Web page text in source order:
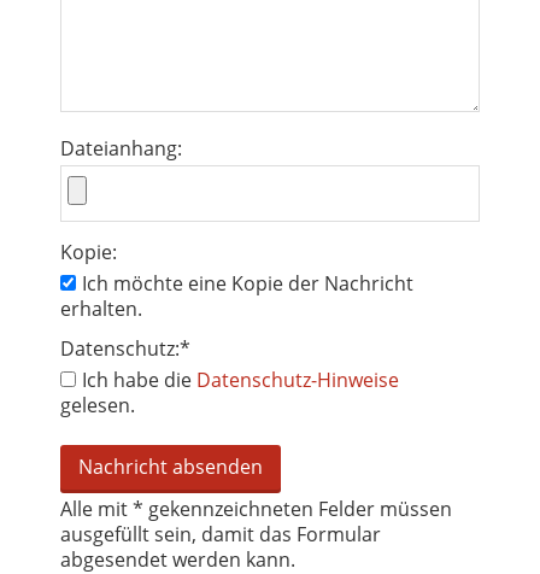
Dateianhang:
Kopie:
Ich möchte eine Kopie der Nachricht
erhalten.
Datenschutz:*
Ich habe die Datenschutz-Hinweise
gelesen.
Alle mit* gekennzeichneten Felder müssen
ausgefüllt sein, damit das Formular
abgesendet werden kann.